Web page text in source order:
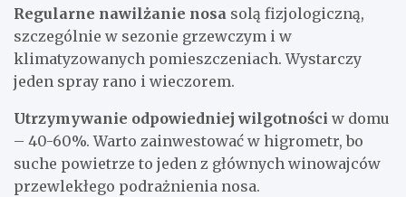
Regularne nawilżanie nosa solą fizjologiczną,
szczególnie w sezonie grzewczym i w
klimatyzowanych pomieszczeniach. Wystarczy
jeden spray rano i wieczorem.
Utrzymywanie odpowiedniej wilgotności w domu
– 40-60%. Warto zainwestować w higrometr, bo
suche powietrze to jeden z głównych winowajców
przewlekłego podrażnienia nosa.